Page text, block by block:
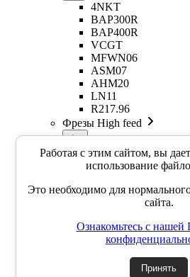
4NKT
BAP300R
BAP400R
VCGT
MFWN06
ASM07
AHM20
LN11
R217.96
Фрезы High feed
Фрезы High feed
Торцевые
Концевые фрезы
Сферические фрезы со
Работая с этим сайтом, вы
использование
Это необходимо для
сайта.
Ознакомьтесь с нашей
Принять